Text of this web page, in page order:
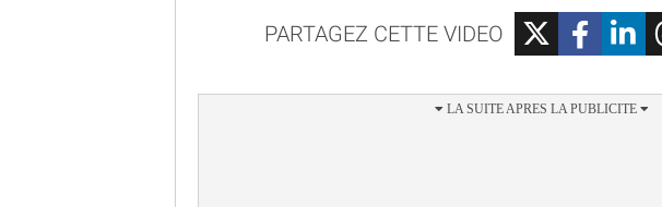
PARTAGEZ CETTE VIDEO